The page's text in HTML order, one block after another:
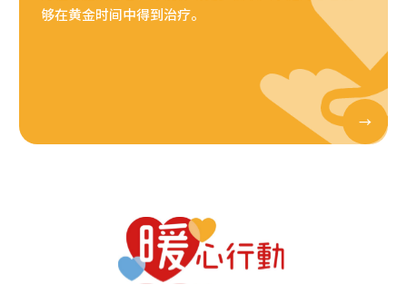
够在黄金时间中得到治疗。